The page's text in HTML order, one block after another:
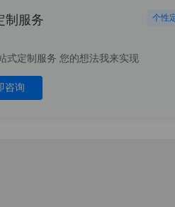
制服务 个性
式定制服务 您的想法我来实现
咨询